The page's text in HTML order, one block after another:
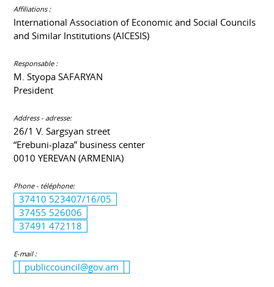
Affiliations :
International Association of Economic and Social Councils
and Similar Institutions (AICESIS)
Responsable :
M. Styopa SAFARYAN
President
Address - adresse:
26/1 V. Sargsyan street
“Erebuni-plaza” business center
0010 YEREVAN (ARMENIA)
Phone - téléphone:
37410 523407/16/05
37455 526006
37491 472118
E-mail :
publiccouncil@gov.am